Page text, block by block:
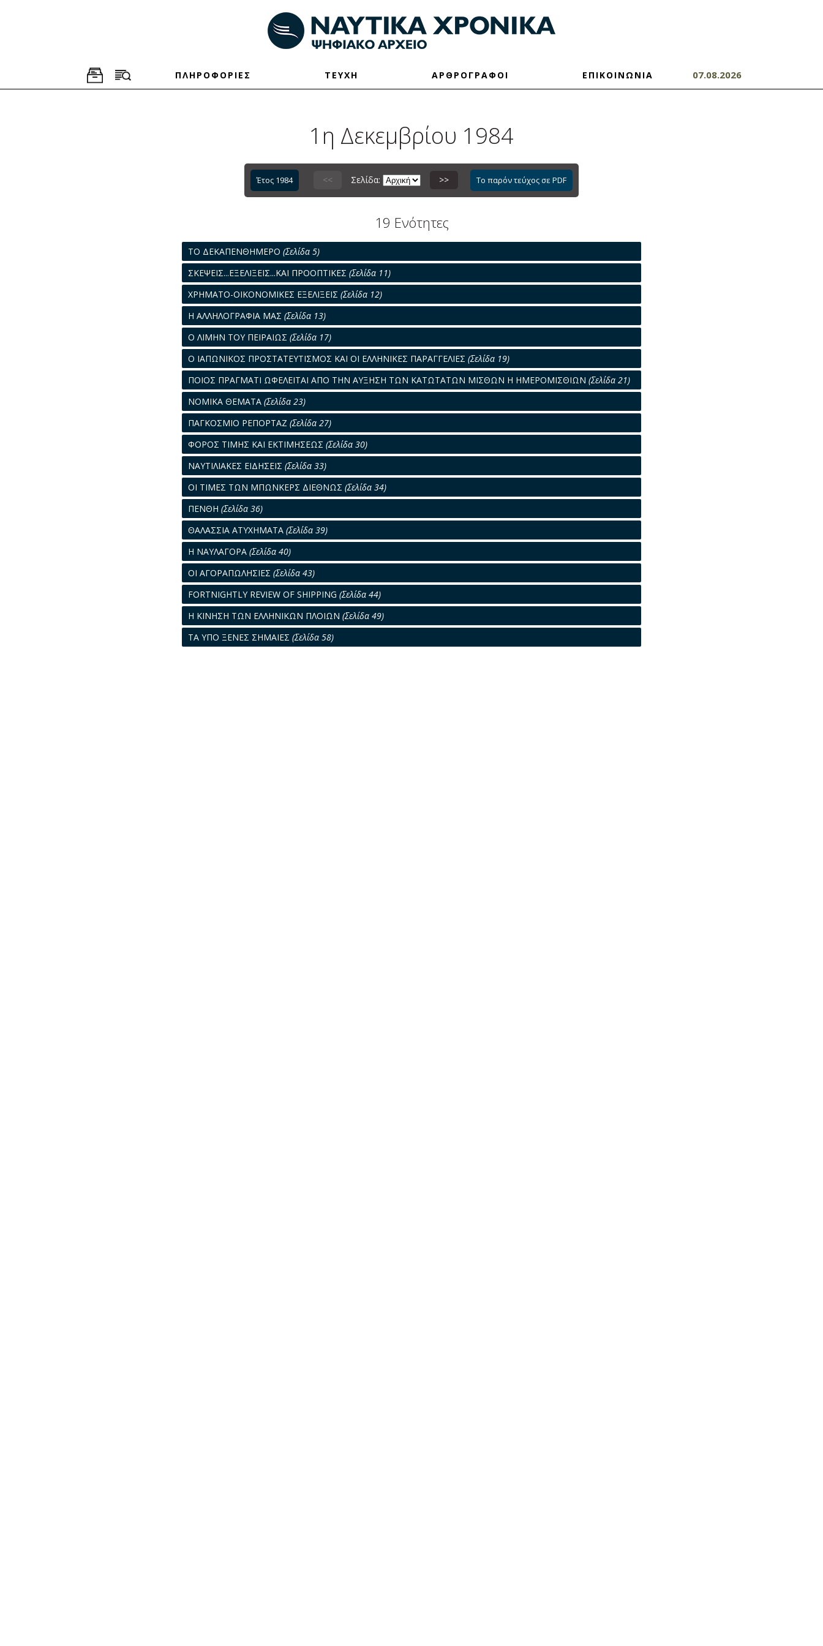
ΠΛΗΡΟΦΟΡΙΕΣ ΤΕΥΧΗ ΑΡΘΡΟΓΡΑΦΟΙ ΕΠΙΚΟΙΝΩΝΙΑ 07.08.2026
1η Δεκεμβρίου 1984
Έτος 1984 << Σελίδα: >> Το παρόν τεύχος σε PDF
19 Ενότητες
ΤΟ ΔΕΚΑΠΕΝΘΗΜΕΡΟ (Σελίδα 5)
ΣΚΕΨΕΙΣ...ΕΞΕΛΙΞΕΙΣ...ΚΑΙ ΠΡΟΟΠΤΙΚΕΣ (Σελίδα 11)
ΧΡΗΜΑΤΟ-ΟΙΚΟΝΟΜΙΚΕΣ ΕΞΕΛΙΞΕΙΣ (Σελίδα 12)
Η ΑΛΛΗΛΟΓΡΑΦΙΑ ΜΑΣ (Σελίδα 13)
Ο ΛΙΜΗΝ ΤΟΥ ΠΕΙΡΑΙΩΣ (Σελίδα 17)
Ο ΙΑΠΩΝΙΚΟΣ ΠΡΟΣΤΑΤΕΥΤΙΣΜΟΣ ΚΑΙ ΟΙ ΕΛΛΗΝΙΚΕΣ ΠΑΡΑΓΓΕΛΙΕΣ (Σελίδα 19)
ΠΟΙΟΣ ΠΡΑΓΜΑΤΙ ΩΦΕΛΕΙΤΑΙ ΑΠΟ ΤΗΝ ΑΥΞΗΣΗ ΤΩΝ ΚΑΤΩΤΑΤΩΝ ΜΙΣΘΩΝ Η ΗΜΕΡΟΜΙΣΘΙΩΝ (Σελίδα 21)
ΝΟΜΙΚΑ ΘΕΜΑΤΑ (Σελίδα 23)
ΠΑΓΚΟΣΜΙΟ ΡΕΠΟΡΤΑΖ (Σελίδα 27)
ΦΟΡΟΣ ΤΙΜΗΣ ΚΑΙ ΕΚΤΙΜΗΣΕΩΣ (Σελίδα 30)
ΝΑΥΤΙΛΙΑΚΕΣ ΕΙΔΗΣΕΙΣ (Σελίδα 33)
ΟΙ ΤΙΜΕΣ ΤΩΝ ΜΠΩΝΚΕΡΣ ΔΙΕΘΝΩΣ (Σελίδα 34)
ΠΕΝΘΗ (Σελίδα 36)
ΘΑΛΑΣΣΙΑ ΑΤΥΧΗΜΑΤΑ (Σελίδα 39)
Η ΝΑΥΛΑΓΟΡΑ (Σελίδα 40)
ΟΙ ΑΓΟΡΑΠΩΛΗΣΙΕΣ (Σελίδα 43)
FORTNIGHTLY REVIEW OF SHIPPING (Σελίδα 44)
H ΚΙΝΗΣΗ ΤΩΝ ΕΛΛΗΝΙΚΩΝ ΠΛΟΙΩΝ (Σελίδα 49)
ΤΑ ΥΠΟ ΞΕΝΕΣ ΣΗΜΑΙΕΣ (Σελίδα 58)